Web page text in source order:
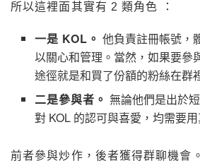
所以這裡面其實有 2 類角色 ：
一是 KOL。 他負責註冊帳號，
以關心和管理。當然，如果要參
途徑就是和買了份額的粉絲在群
二是參與者。 無論他們是出於
對 KOL 的認可與喜愛，均需要
前者參與炒作，後者獲得群聊機會